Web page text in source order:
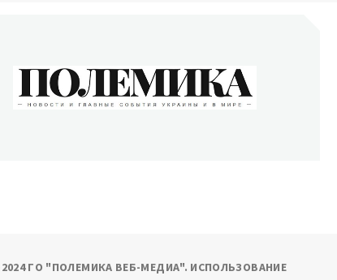
2024 ГО "ПОЛЕМИКА ВЕБ-МЕДИА". ИСПОЛЬЗОВАНИЕ